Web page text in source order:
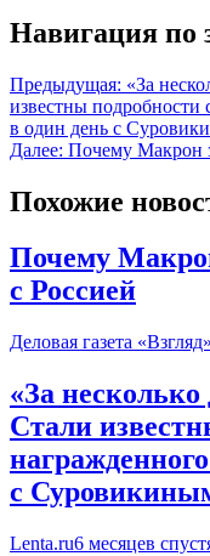
Навигация по
Предыдущая: «За
известны
в один день с
Далее: Почему Макрон
Похожие
Почему
с Россией
Деловая газета «Взгляд»
«За
Стали
с
Lenta.ru6 месяцев